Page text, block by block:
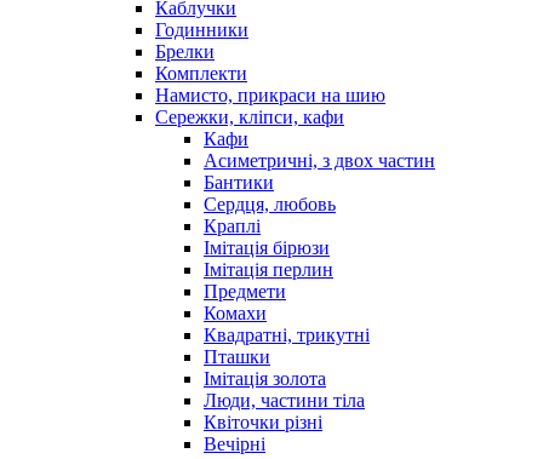
Каблучки
Годинники
Брелки
Комплекти
Намисто, прикраси на шию
Сережки, кліпси, кафи
Кафи
Асиметричні, з двох частин
Бантики
Сердця, любовь
Краплі
Імітація бірюзи
Імітація перлин
Предмети
Комахи
Квадратні, трикутні
Пташки
Імітація золота
Люди, частини тіла
Квіточки різні
Вечірні